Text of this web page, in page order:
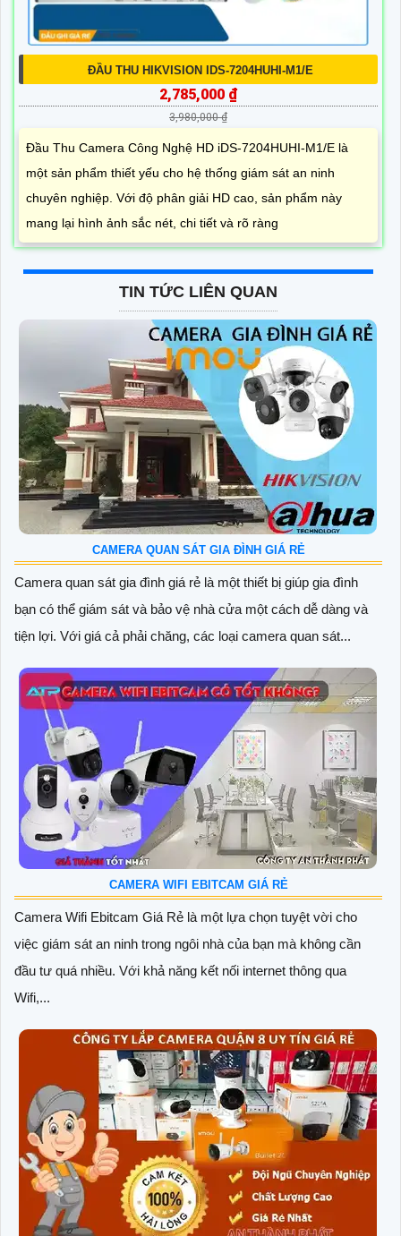
ĐẦU THU HIKVISION IDS-7204HUHI-M1/E
2,785,000 ₫
3,980,000 ₫
Đầu Thu Camera Công Nghệ HD iDS-7204HUHI-M1/E là
một sản phẩm thiết yếu cho hệ thống giám sát an ninh
chuyên nghiệp. Với độ phân giải HD cao, sản phẩm này
mang lại hình ảnh sắc nét, chi tiết và rõ ràng
TIN TỨC LIÊN QUAN
CAMERA QUAN SÁT GIA ĐÌNH GIÁ RẺ
Camera quan sát gia đình giá rẻ là một thiết bị giúp gia đình
bạn có thể giám sát và bảo vệ nhà cửa một cách dễ dàng và
tiện lợi. Với giá cả phải chăng, các loại camera quan sát...
CAMERA WIFI EBITCAM GIÁ RẺ
Camera Wifi Ebitcam Giá Rẻ là một lựa chọn tuyệt vời cho
việc giám sát an ninh trong ngôi nhà của bạn mà không cần
đầu tư quá nhiều. Với khả năng kết nối internet thông qua
Wifi,...